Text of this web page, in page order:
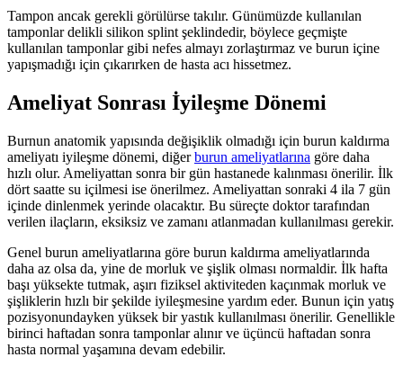
Tampon ancak gerekli görülürse takılır. Günümüzde kullanılan
tamponlar delikli silikon splint şeklindedir, böylece geçmişte
kullanılan tamponlar gibi nefes almayı zorlaştırmaz ve burun içine
yapışmadığı için çıkarırken de hasta acı hissetmez.
Ameliyat Sonrası İyileşme Dönemi
Burnun anatomik yapısında değişiklik olmadığı için burun kaldırma
ameliyatı iyileşme dönemi, diğerburun ameliyatlarına göre daha
hızlı olur. Ameliyattan sonra bir gün hastanede kalınması önerilir. İlk
dört saatte su içilmesi ise önerilmez. Ameliyattan sonraki 4 ila 7 gün
içinde dinlenmek yerinde olacaktır. Bu süreçte doktor tarafından
verilen ilaçların, eksiksiz ve zamanı atlanmadan kullanılması gerekir.
Genel burun ameliyatlarına göre burun kaldırma ameliyatlarında
daha az olsa da, yine de morluk ve şişlik olması normaldir. İlk hafta
başı yüksekte tutmak, aşırı fiziksel aktiviteden kaçınmak morluk ve
şişliklerin hızlı bir şekilde iyileşmesine yardım eder. Bunun için yatış
pozisyonundayken yüksek bir yastık kullanılması önerilir. Genellikle
birinci haftadan sonra tamponlar alınır ve üçüncü haftadan sonra
hasta normal yaşamına devam edebilir.